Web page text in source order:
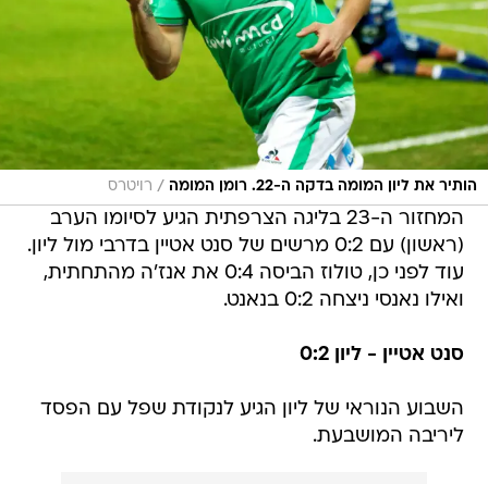
הותיר את ליון המומה בדקה ה-22. רומן המומה / רויטרס
המחזור ה-23 בליגה הצרפתית הגיע לסיומו הערב
(ראשון) עם 0:2 מרשים של סנט אטיין בדרבי מול ליון.
עוד לפני כן, טולוז הביסה 0:4 את אנז'ה מהתחתית,
ואילו נאנסי ניצחה 0:2 בנאנט.
סנט אטיין - ליון 0:2
השבוע הנוראי של ליון הגיע לנקודת שפל עם הפסד
ליריבה המושבעת.